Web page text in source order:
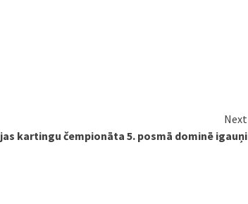
Next
kartingu čempionāta 5. posmā dominē igauņi